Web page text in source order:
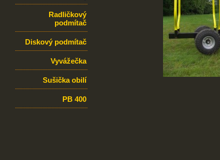
Radličkový
podmítač
Diskový podmítač
Vyvážečka
Sušička obilí
PB 400